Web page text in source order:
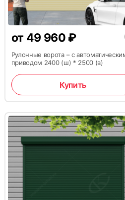
23
26
от 49 960 ₽
Рулонные ворота – с
приводом 2400 (ш) * 2500 (в)
Купить